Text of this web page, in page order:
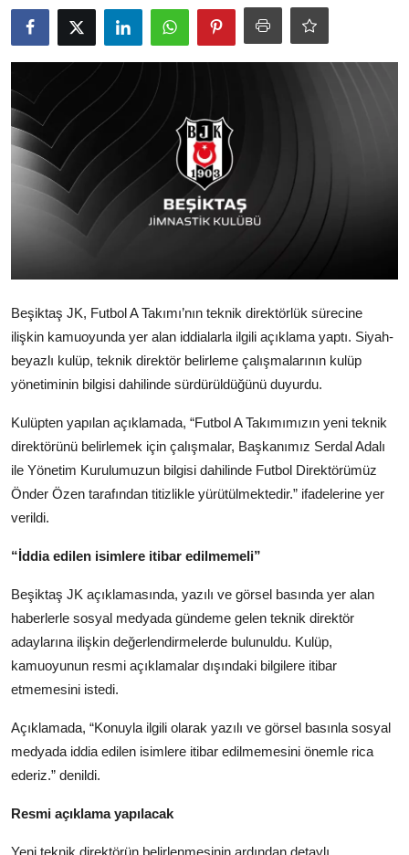
Ekonomi
Özel Haber
Teknoloji
Spor
TBMM Haberleri
Sağlık
SON DAKİKA
Asayiş
Köşe Yazısı
Dernek
Galeri
Gastronomi
E-GAZETE
Beşiktaş JK, Futbol A Takımı’nın teknik direktörlük sürecine
ilişkin kamuoyunda yer alan iddialarla ilgili açıklama yaptı. Siyah-
beyazlı kulüp, teknik direktör belirleme çalışmalarının kulüp
yönetiminin bilgisi dahilinde sürdürüldüğünü duyurdu.
Kulüpten yapılan açıklamada, “Futbol A Takımımızın yeni teknik
direktörünü belirlemek için çalışmalar, Başkanımız Serdal Adalı
ile Yönetim Kurulumuzun bilgisi dahilinde Futbol Direktörümüz
Önder Özen tarafından titizlikle yürütülmektedir.” ifadelerine yer
verildi.
“İddia edilen isimlere itibar edilmemeli”
Beşiktaş JK açıklamasında, yazılı ve görsel basında yer alan
haberlerle sosyal medyada gündeme gelen teknik direktör
adaylarına ilişkin değerlendirmelerde bulunuldu. Kulüp,
kamuoyunun resmi açıklamalar dışındaki bilgilere itibar
etmemesini istedi.
Açıklamada, “Konuyla ilgili olarak yazılı ve görsel basınla sosyal
medyada iddia edilen isimlere itibar edilmemesini önemle rica
ederiz.” denildi.
Resmi açıklama yapılacak
Yeni teknik direktörün belirlenmesinin ardından detaylı